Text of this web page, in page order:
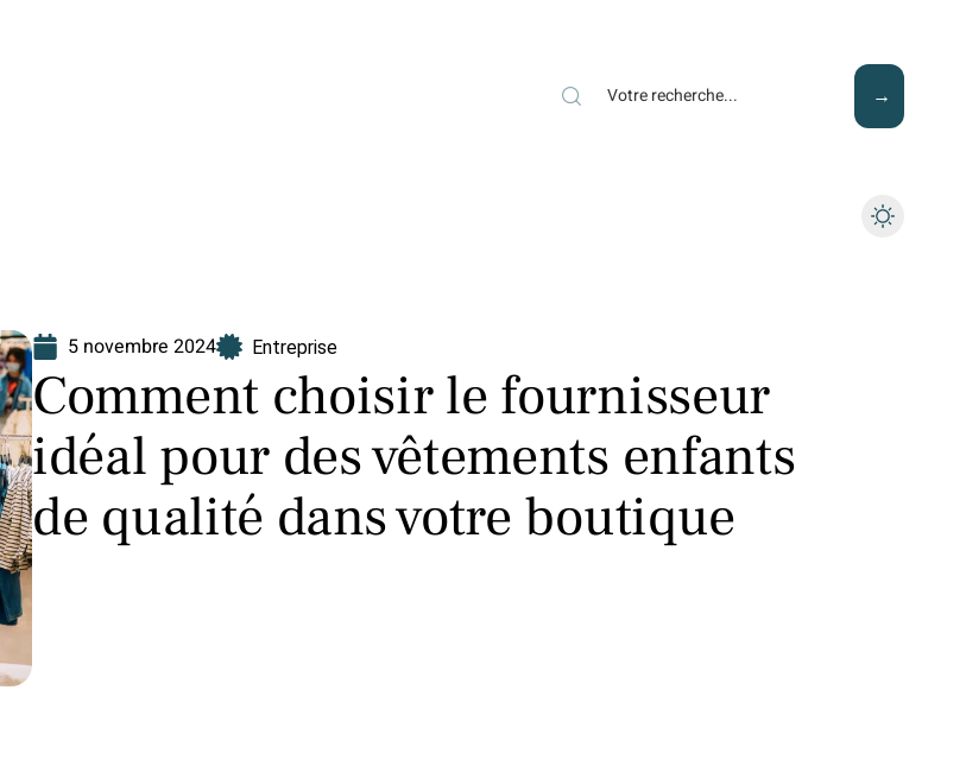
5 novembre 2024 Entreprise
Comment choisir le fournisseur
idéal pour des vêtements enfants
de qualité dans votre boutique